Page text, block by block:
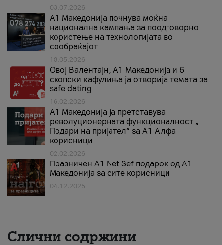
03.07.2026
A1 Македонија почнува моќна
национална кампања за поодговорно
користење на технологијата во
сообраќајот
18.05.2026
Овој Валентајн, A1 Македонија и 6
скопски кафулиња ја отворија темата за
safe dating
16.02.2026
А1 Македонија ја претставува
револуционерната функционалност „
Подари на пријател“ за А1 Алфа
корисници
02.02.2026
Празничен A1 Net Sеf подарок од А1
Македонија за сите корисници
04.12.2025
Слични содржини